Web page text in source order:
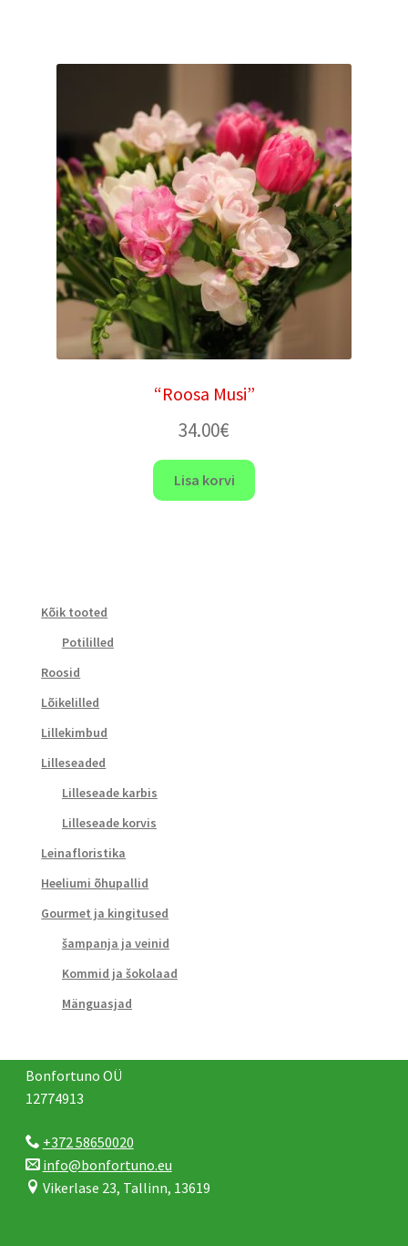
“Roosa Musi”
34.00€
Lisa korvi
Kõik tooted
Potililled
Roosid
Lõikelilled
Lillekimbud
Lilleseaded
Lilleseade karbis
Lilleseade korvis
Leinafloristika
Heeliumi õhupallid
Gourmet ja kingitused
šampanja ja veinid
Kommid ja šokolaad
Mänguasjad
Bonfortuno OÜ
12774913
+372 58650020
info@bonfortuno.eu
Vikerlase 23, Tallinn, 13619